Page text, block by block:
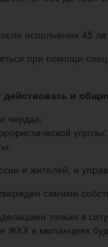
исполнения 45
при помощи
и
чердак;
угрозы;
и жителей, и
самими
только в
ЖКХ в квитанциях